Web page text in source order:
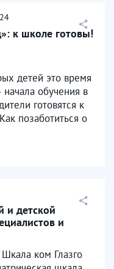
к школе готовы!
детей это время
обучения в
готовятся к
позаботиться о
и детской
и
ком Глазго